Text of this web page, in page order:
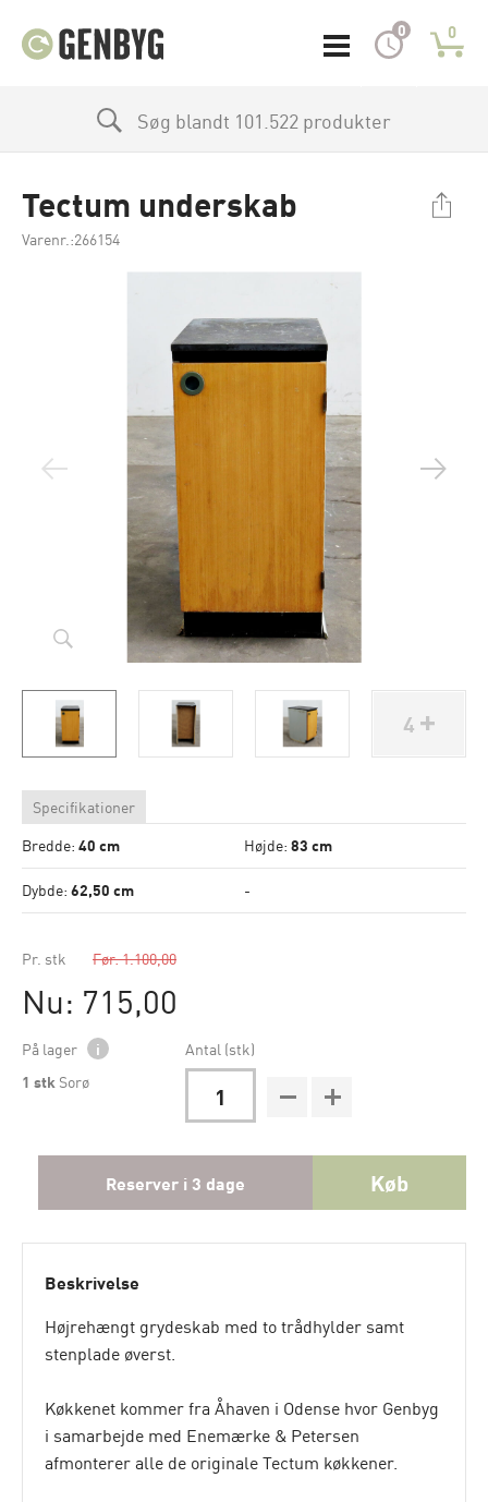
0 0
Søg blandt 101.522 produkter
Tectum underskab
Varenr.:266154
4
Specifikationer
Bredde: 40 cm Højde: 83 cm
Dybde: 62,50 cm -
Pr. stk Før: 1.100,00
Nu: 715,00
På lager
i
1 stk Sorø
Antal (stk)
Reserver i 3 dage Køb
Beskrivelse
Højrehængt grydeskab med to trådhylder samt
stenplade øverst.
Køkkenet kommer fra Åhaven i Odense hvor Genbyg
i samarbejde med Enemærke & Petersen
afmonterer alle de originale Tectum køkkener.